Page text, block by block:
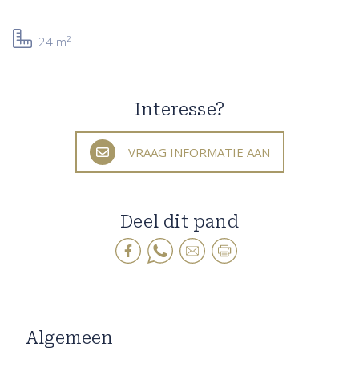
24 m²
Interesse?
VRAAG INFORMATIE AAN
Deel dit pand
Algemeen